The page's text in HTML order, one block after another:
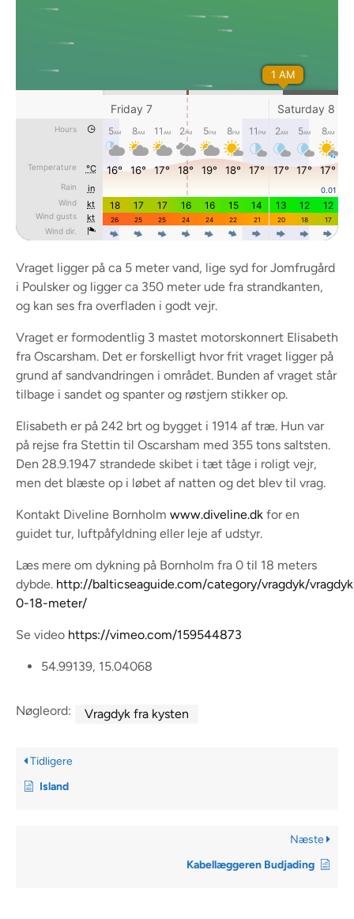
Vraget ligger på ca 5 meter vand, lige syd for Jomfrugård
i Poulsker og ligger ca 350 meter ude fra strandkanten,
og kan ses fra overfladen i godt vejr.
Vraget er formodentlig 3 mastet motorskonnert Elisabeth
fra Oscarsham. Det er forskelligt hvor frit vraget ligger på
grund af sandvandringen i området. Bunden af vraget står
tilbage i sandet og spanter og røstjern stikker op.
Elisabeth er på 242 brt og bygget i 1914 af træ. Hun var
på rejse fra Stettin til Oscarsham med 355 tons saltsten.
Den 28.9.1947 strandede skibet i tæt tåge i roligt vejr,
men det blæste op i løbet af natten og det blev til vrag.
Kontakt Diveline Bornholm www.diveline.dk for en
guidet tur, luftpåfyldning eller leje af udstyr.
Læs mere om dykning på Bornholm fra 0 til 18 meters
dybde. http://balticseaguide.com/category/vragdyk/
0-18-meter/
Se video https://vimeo.com/159544873
54.99139, 15.04068
Nøgleord: Vragdyk fra kysten
Tidligere
Island
Næste
Kabellæggeren Budjading